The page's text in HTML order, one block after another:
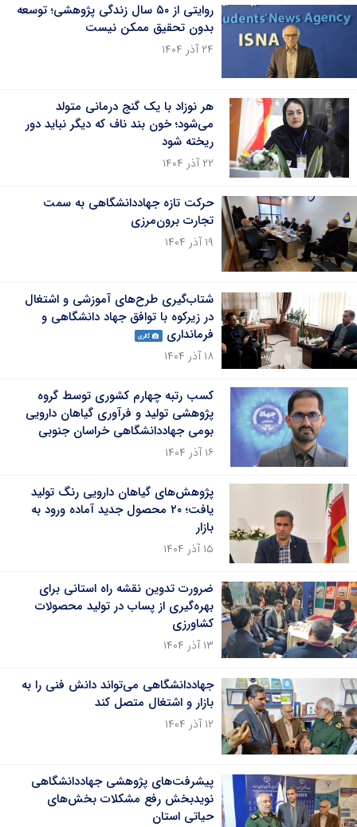
روایتی از ۵۰ سال زندگی پژوهشی؛ توسعه
بدون تحقیق ممکن نیست
۲۴ آذر ۱۴۰۴
هر نوزاد با یک گنج درمانی متولد
می‌شود؛ خون بند ناف که دیگر نباید دور
ریخته شود
۲۲ آذر ۱۴۰۴
حرکت تازه جهاددانشگاهی به سمت
تجارت برون‌مرزی
۱۹ آذر ۱۴۰۴
شتاب‌گیری طرح‌های آموزشی و اشتغال
در زیرکوه با توافق جهاد دانشگاهی و
فرمانداری
گالری
۱۸ آذر ۱۴۰۴
کسب رتبه چهارم کشوری توسط گروه
پژوهشی تولید و فرآوری گیاهان دارویی
بومی جهاددانشگاهی خراسان جنوبی
۱۶ آذر ۱۴۰۴
پژوهش‌های گیاهان دارویی رنگ تولید
یافت؛ ۲۰ محصول جدید آماده ورود به
بازار
۱۵ آذر ۱۴۰۴
ضرورت تدوین نقشه راه استانی برای
بهره‌گیری از پساب در تولید محصولات
کشاورزی
۱۳ آذر ۱۴۰۴
جهاددانشگاهی می‌تواند دانش فنی را به
بازار و اشتغال متصل کند
۱۲ آذر ۱۴۰۴
پیشرفت‌های پژوهشی جهاددانشگاهی
نویدبخش رفع مشکلات بخش‌های
حیاتی استان